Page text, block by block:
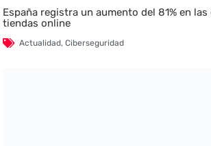
España registra un aumento del 81% en
tiendas online
Actualidad,Ciberseguridad